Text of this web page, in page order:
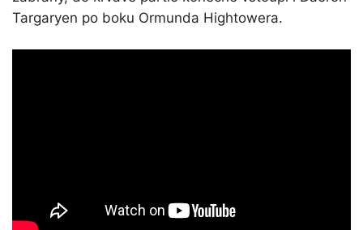
Targaryen po boku Ormunda Hightowera.